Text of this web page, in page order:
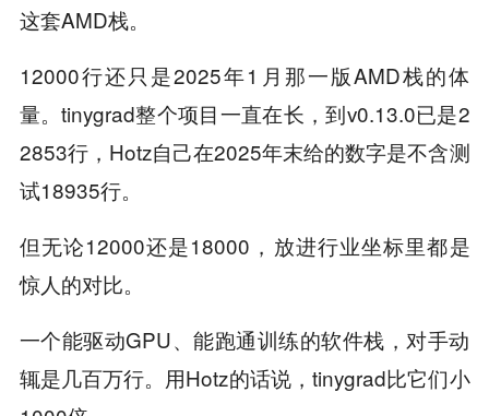
这套AMD栈。
12000行还只是2025年1月那一版AMD栈的体
量。tinygrad整个项目一直在长，到v0.13.0已是2
2853行，Hotz自己在2025年末给的数字是不含测
试18935行。
但无论12000还是18000，放进行业坐标里都是
惊人的对比。
一个能驱动GPU、能跑通训练的软件栈，对手动
辄是几百万行。用Hotz的话说，tinygrad比它们小